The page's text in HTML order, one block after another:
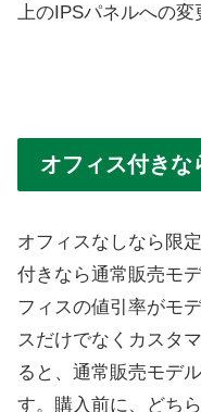
上のIPSパネルへの変
オフィス付きな
オフィスなしなら限
付きなら通常販売モ
フィスの値引率がモ
スだけでなくカスタ
ると、通常販売モデ
す。購入前に、どち